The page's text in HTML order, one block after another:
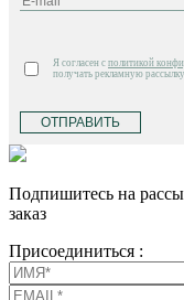
Я согласен с политикой
получать рекламную рассылку
ОТПРАВИТЬ
Подпишитесь на
заказ
Присоединиться :